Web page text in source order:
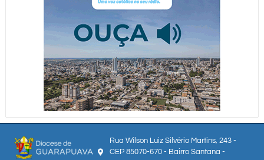
Rua Wilson Luiz Silvério Martins, 243 -
CEP 85070-670 - Bairro Santana -